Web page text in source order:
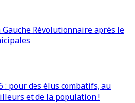
Révolutionnaire après le
: pour des élus combatifs, au
et de la population !